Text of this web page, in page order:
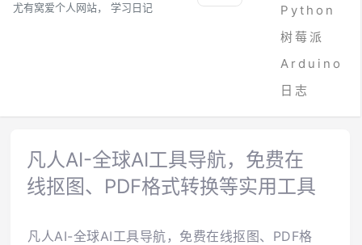
尤有窝爱个人网站， 学习日记
Python
树莓派
Arduino
日志
凡人AI-全球AI工具导航，免费在
线抠图、PDF格式转换等实用工具
凡人AI-全球AI工具导航，免费在线抠图、PDF格